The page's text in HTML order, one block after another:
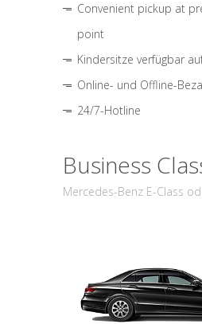
Convenient pickup at
point
Kindersitze verfügbar
Online- und Offline-
24/7-Hotline
Business
Mercedes-Benz E-Class